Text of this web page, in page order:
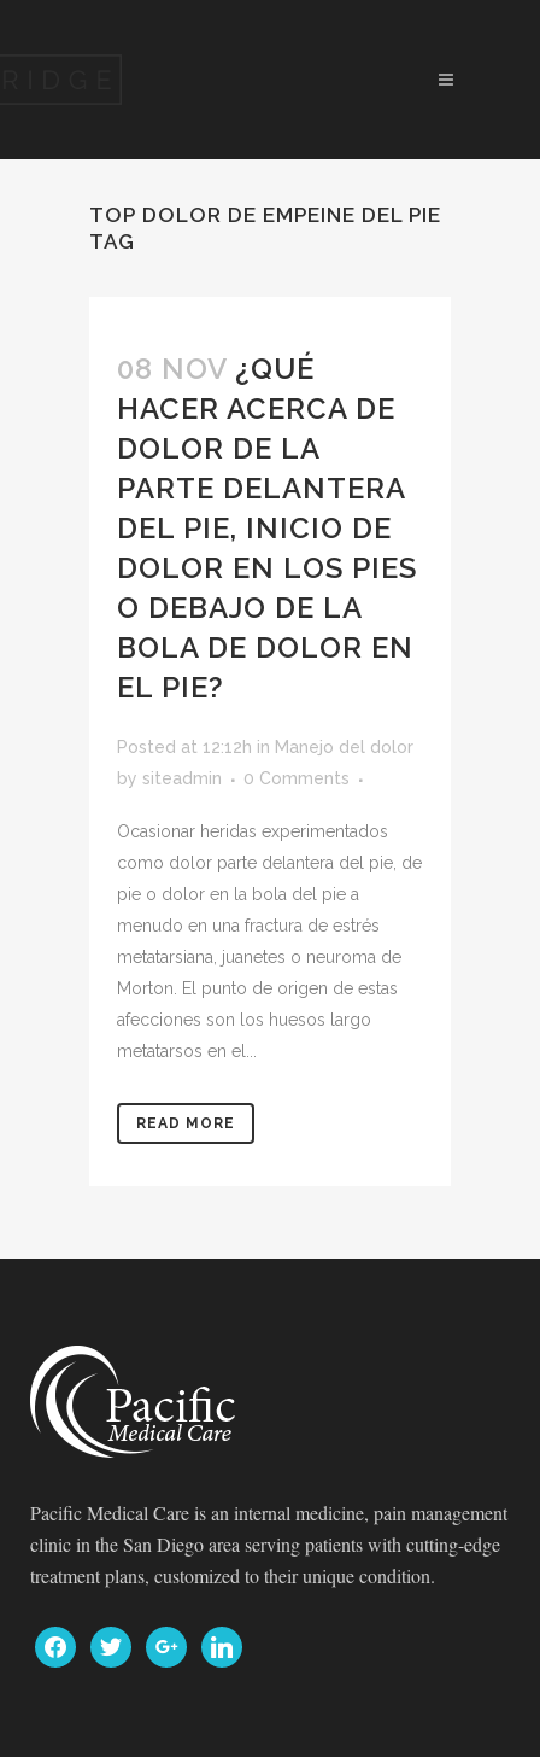
TOP DOLOR DE EMPEINE DEL PIE
TAG
08 NOV ¿QUÉ
HACER ACERCA DE
DOLOR DE LA
PARTE DELANTERA
DEL PIE, INICIO DE
DOLOR EN LOS PIES
O DEBAJO DE LA
BOLA DE DOLOR EN
EL PIE?
Posted at 12:12h in Manejo del dolor
by siteadmin 0 Comments
Ocasionar heridas experimentados
como dolor parte delantera del pie, de
pie o dolor en la bola del pie a
menudo en una fractura de estrés
metatarsiana, juanetes o neuroma de
Morton. El punto de origen de estas
afecciones son los huesos largo
metatarsos en el...
READ MORE
Pacific Medical Care is an internal medicine, pain management
clinic in the San Diego area serving patients with cutting-edge
treatment plans, customized to their unique condition.
facebooktwitter googlelinkedin